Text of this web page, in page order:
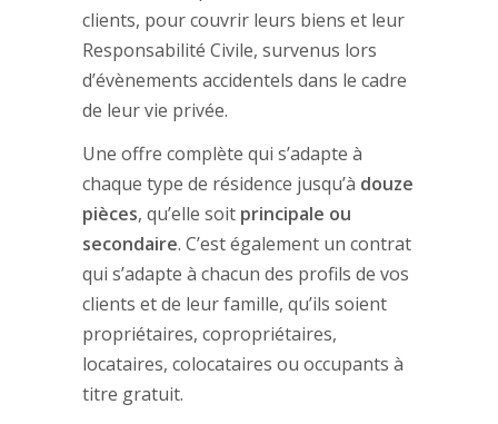
clients, pour couvrir leurs biens et leur
Responsabilité Civile, survenus lors
d’évènements accidentels dans le cadre
de leur vie privée.
Une offre complète qui s’adapte à
chaque type de résidence jusqu’à douze
pièces, qu’elle soit principale ou
secondaire. C’est également un contrat
qui s’adapte à chacun des profils de vos
clients et de leur famille, qu’ils soient
propriétaires, copropriétaires,
locataires, colocataires ou occupants à
titre gratuit.